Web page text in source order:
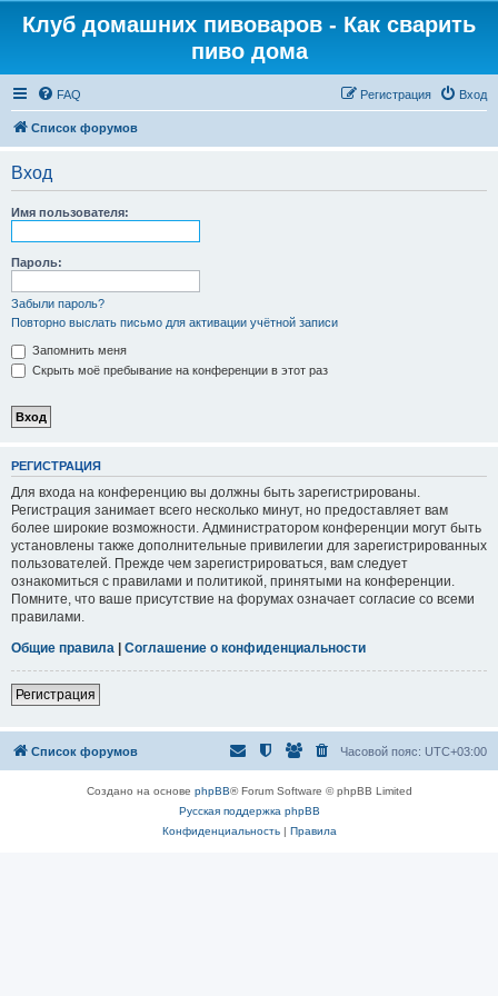
Клуб домашних пивоваров - Как cварить
пиво дома
FAQ Вход
Регистрация
Список форумов
Вход
Имя пользователя:
Пароль:
Забыли пароль?
Повторно выслать письмо для активации учётной записи
Запомнить меня
Скрыть моё пребывание на конференции в этот раз
РЕГИСТРАЦИЯ
Для входа на конференцию вы должны быть зарегистрированы.
Регистрация занимает всего несколько минут, но предоставляет вам
более широкие возможности. Администратором конференции могут быть
установлены также дополнительные привилегии для зарегистрированных
пользователей. Прежде чем зарегистрироваться, вам следует
ознакомиться с правилами и политикой, принятыми на конференции.
Помните, что ваше присутствие на форумах означает согласие со всеми
правилами.
Общие правила | Соглашение о конфиденциальности
Регистрация
Список форумов Часовой пояс: UTC+03:00
Создано на основе phpBB® Forum Software © phpBB Limited
Русская поддержка phpBB
Конфиденциальность| Правила